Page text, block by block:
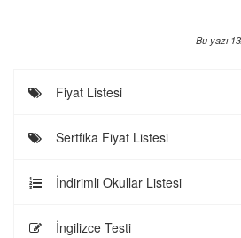
Bu yazı
Fiyat Listesi
Sertfika Fiyat Listesi
İndirimli Okullar Listesi
İngilizce Testi